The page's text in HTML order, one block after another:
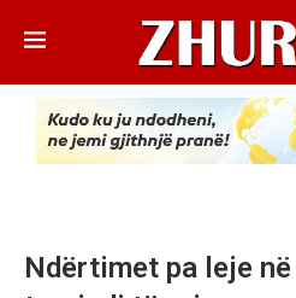
Ndërtimet pa leje